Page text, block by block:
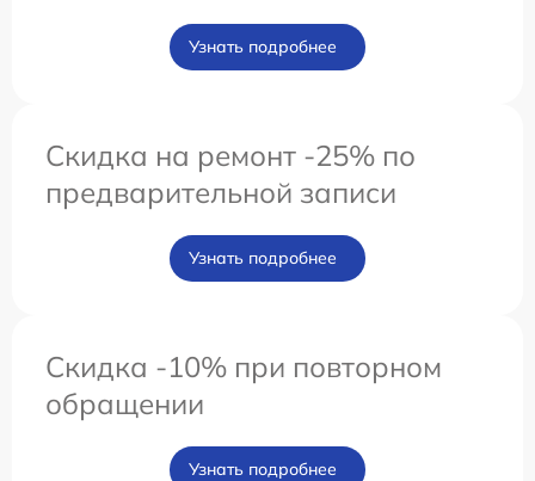
Узнать подробнее
Скидка на ремонт -25% по
предварительной записи
Узнать подробнее
Скидка -10% при повторном
обращении
Узнать подробнее